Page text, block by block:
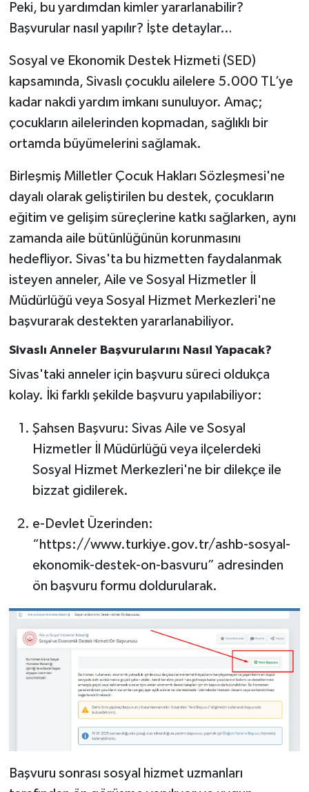
Peki, bu yardımdan kimler yararlanabilir?
Başvurular nasıl yapılır? İşte detaylar…
Sosyal ve Ekonomik Destek Hizmeti (SED)
kapsamında, Sivaslı çocuklu ailelere 5.000 TL’ye
kadar nakdi yardım imkanı sunuluyor. Amaç;
çocukların ailelerinden kopmadan, sağlıklı bir
ortamda büyümelerini sağlamak.
Birleşmiş Milletler Çocuk Hakları Sözleşmesi'ne
dayalı olarak geliştirilen bu destek, çocukların
eğitim ve gelişim süreçlerine katkı sağlarken, aynı
zamanda aile bütünlüğünün korunmasını
hedefliyor. Sivas'ta bu hizmetten faydalanmak
isteyen anneler, Aile ve Sosyal Hizmetler İl
Müdürlüğü veya Sosyal Hizmet Merkezleri'ne
başvurarak destekten yararlanabiliyor.
Sivaslı Anneler Başvurularını Nasıl Yapacak?
Sivas'taki anneler için başvuru süreci oldukça
kolay. İki farklı şekilde başvuru yapılabiliyor:
Şahsen Başvuru: Sivas Aile ve Sosyal
Hizmetler İl Müdürlüğü veya ilçelerdeki
Sosyal Hizmet Merkezleri'ne bir dilekçe ile
bizzat gidilerek.
e-Devlet Üzerinden:
“https://www.turkiye.gov.tr/ashb-sosyal-
ekonomik-destek-on-basvuru” adresinden
ön başvuru formu doldurularak.
Başvuru sonrası sosyal hizmet uzmanları